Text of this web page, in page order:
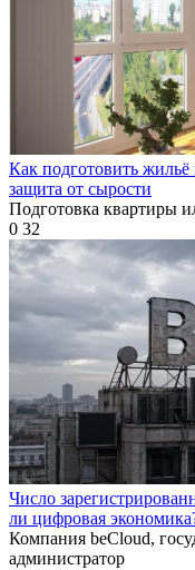
Как подготовить жильё
защита от сырости
Подготовка квартиры
0 32
Число
ли цифровая
Компания beCloud,
администратор